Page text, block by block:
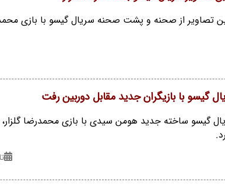
تصاویر از صحنه و پشت صحنه سریال گیسو با بازی
گیسو با بازیگران جدید مقابل دوربین رفت
گیسو ساخته جدید هومن سیدی با بازی محمدرضا